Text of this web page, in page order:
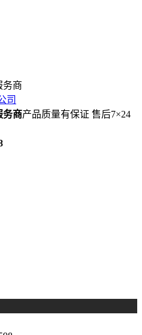
务商
务商产品质量有保证 售后7×24